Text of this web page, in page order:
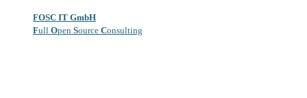
FOSC IT GmbH
Full Open Source Consulting